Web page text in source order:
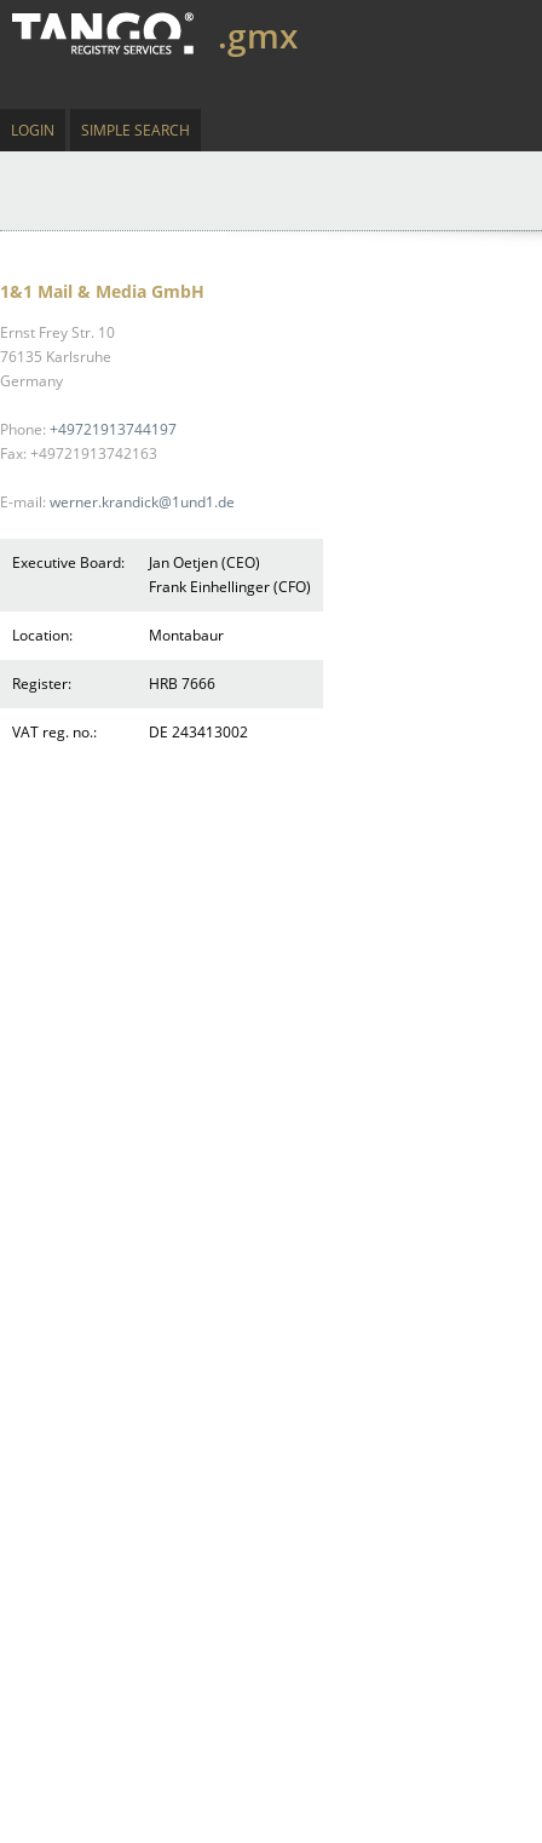
.gmx
LOGIN SIMPLE SEARCH
1&1 Mail & Media GmbH
Ernst Frey Str. 10
76135 Karlsruhe
Germany
Phone: +49721913744197
Fax: +49721913742163
E-mail: werner.krandick@1und1.de
Executive Board:
Jan Oetjen (CEO)
Frank Einhellinger (CFO)
Location: Montabaur
Register: HRB 7666
VAT reg. no.: DE 243413002